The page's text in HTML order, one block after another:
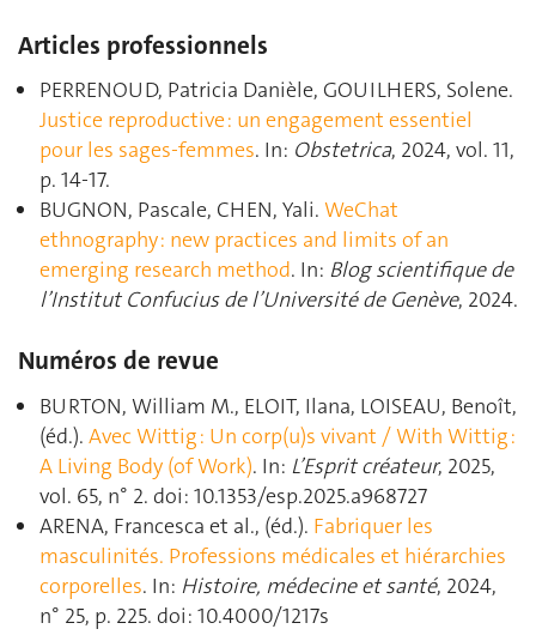
Articles professionnels
PERRENOUD, Patricia Danièle, GOUILHERS, Solene.
Justice reproductive : un engagement essentiel
pour les sages-femmes. In: Obstetrica, 2024, vol. 11,
p. 14‑17.
BUGNON, Pascale, CHEN, Yali. WeChat
ethnography : new practices and limits of an
emerging research method. In: Blog scientifique de
l’Institut Confucius de l’Université de Genève, 2024.
Numéros de revue
BURTON, William M., ELOIT, Ilana, LOISEAU, Benoît,
(éd.). Avec Wittig : Un corp(u)s vivant / With Wittig :
A Living Body (of Work). In: L’Esprit créateur, 2025,
vol. 65, n° 2. doi: 10.1353/esp.2025.a968727
ARENA, Francesca et al., (éd.). Fabriquer les
masculinités. Professions médicales et hiérarchies
corporelles. In: Histoire, médecine et santé, 2024,
n° 25, p. 225. doi: 10.4000/1217s